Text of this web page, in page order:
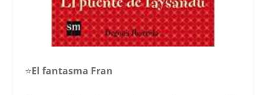
⭐️El fantasma Fran